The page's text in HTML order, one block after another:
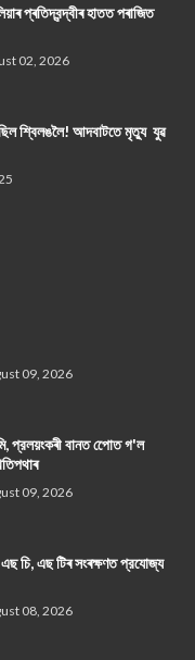
প্ৰতিদ্বন্দ্বীৰ হাতত পৰাজিত
02, 2026
শ্বিলঙলৈ! আদবাটতে মৃত্যু যুৱ
09, 2026
প্রলয়ংকৰী বানত পোেত গ'ল
09, 2026
এছ চি, এছ টিৰ সংৰক্ষণত প্রযোজ্য
08, 2026